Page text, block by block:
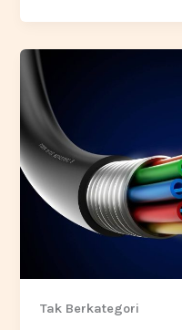
Tak Berkategori